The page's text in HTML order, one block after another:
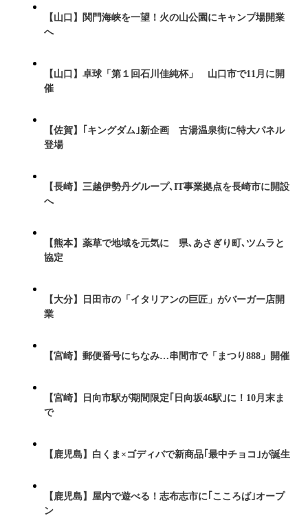
【山口】関門海峡を一望！火の山公園にキャンプ場開業
へ
【山口】卓球「第１回石川佳純杯」 山口市で11月に開
催
【佐賀】｢キングダム｣新企画 古湯温泉街に特大パネル
登場
【長崎】三越伊勢丹グループ､IT事業拠点を長崎市に開設
へ
【熊本】薬草で地域を元気に 県､あさぎり町､ツムラと
協定
【大分】日田市の「イタリアンの巨匠」がバーガー店開
業
【宮崎】郵便番号にちなみ…串間市で「まつり888」開催
【宮崎】日向市駅が期間限定｢日向坂46駅｣に！10月末ま
で
【鹿児島】白くま×ゴディバで新商品｢最中チョコ｣が誕生
【鹿児島】屋内で遊べる！志布志市に｢こころば｣オープ
ン